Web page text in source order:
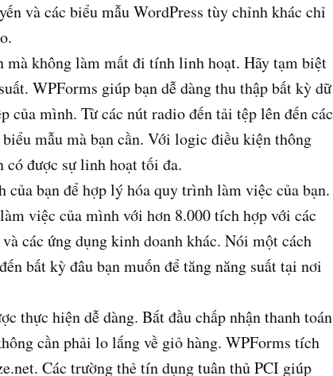
và các biểu mẫu WordPress tùy chỉnh khác chỉ
mà không làm mất đi tính linh hoạt. Hãy tạm biệt
WPForms giúp bạn dễ dàng thu thập bất kỳ dữ
của mình. Từ các nút radio đến tải tệp lên đến các
mẫu mà bạn cần. Với logic điều kiện thông
được sự linh hoạt tối đa.
bạn để hợp lý hóa quy trình làm việc của bạn.
việc của mình với hơn 8.000 tích hợp với các
các ứng dụng kinh doanh khác. Nói một cách
bất kỳ đâu bạn muốn để tăng năng suất tại nơi
thực hiện dễ dàng. Bắt đầu chấp nhận thanh toán
cần phải lo lắng về giỏ hàng. WPForms tích
Các trường thẻ tín dụng tuân thủ PCI giúp